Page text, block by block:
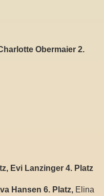
Obermaier 2.
Evi Lanzinger 4. Platz
Hansen 6. Platz, Elina